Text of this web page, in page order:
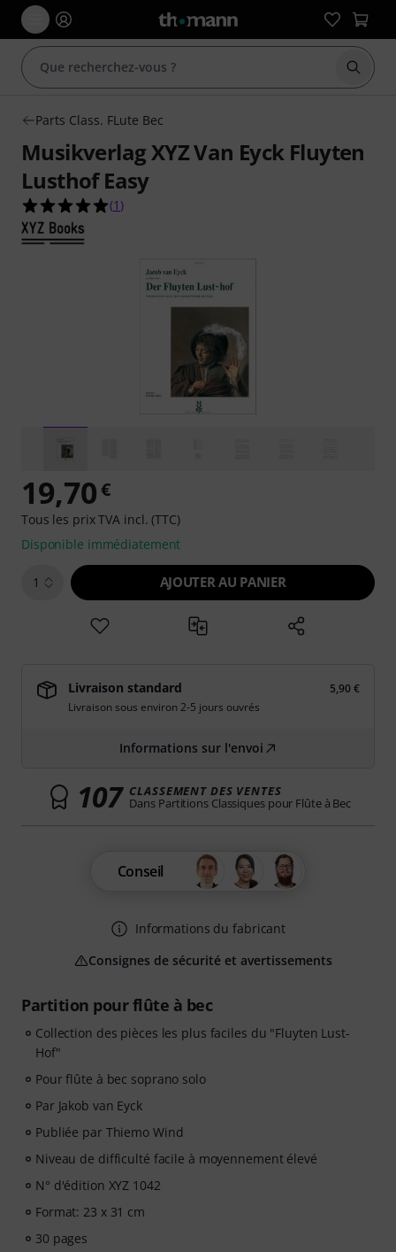
Parts Class. FLute Bec
Musikverlag XYZ Van Eyck Fluyten
Lusthof Easy
5.0 étoiles sur 5 d'après 1 évaluations clients
(1 )
Partition pour flûte à bec
Collection des pièces les plus faciles du "Fluyten Lust-
Hof"
Pour flûte à bec soprano solo
Par Jakob van Eyck
Publiée par Thiemo Wind
Niveau de difficulté facile à moyennement élevé
N° d'édition XYZ 1042
Format: 23 x 31 cm
30 pages
19,70€
Tous les prix TVA incl. (TTC)
Disponible immédiatement
1 AJOUTER AU PANIER
Livraison standard
5,90 €
Livraison sous environ 2-5 jours ouvrés
Informations sur l'envoi
107 CLASSEMENT DES VENTES
Dans Partitions Classiques pour Flûte à Bec
Conseil
Informations du fabricant
Consignes de sécurité et avertissements